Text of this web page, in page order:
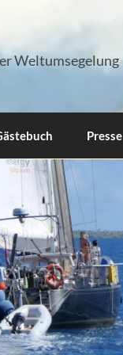
Weltumsegelung
Presse